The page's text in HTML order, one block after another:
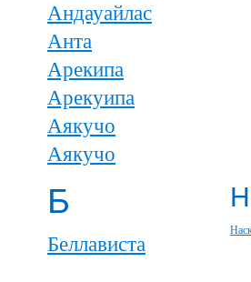
Андауайлас
Анта
Арекипа
Арекуипа
Аякучо
Аякучо
Б
Беллависта
Н